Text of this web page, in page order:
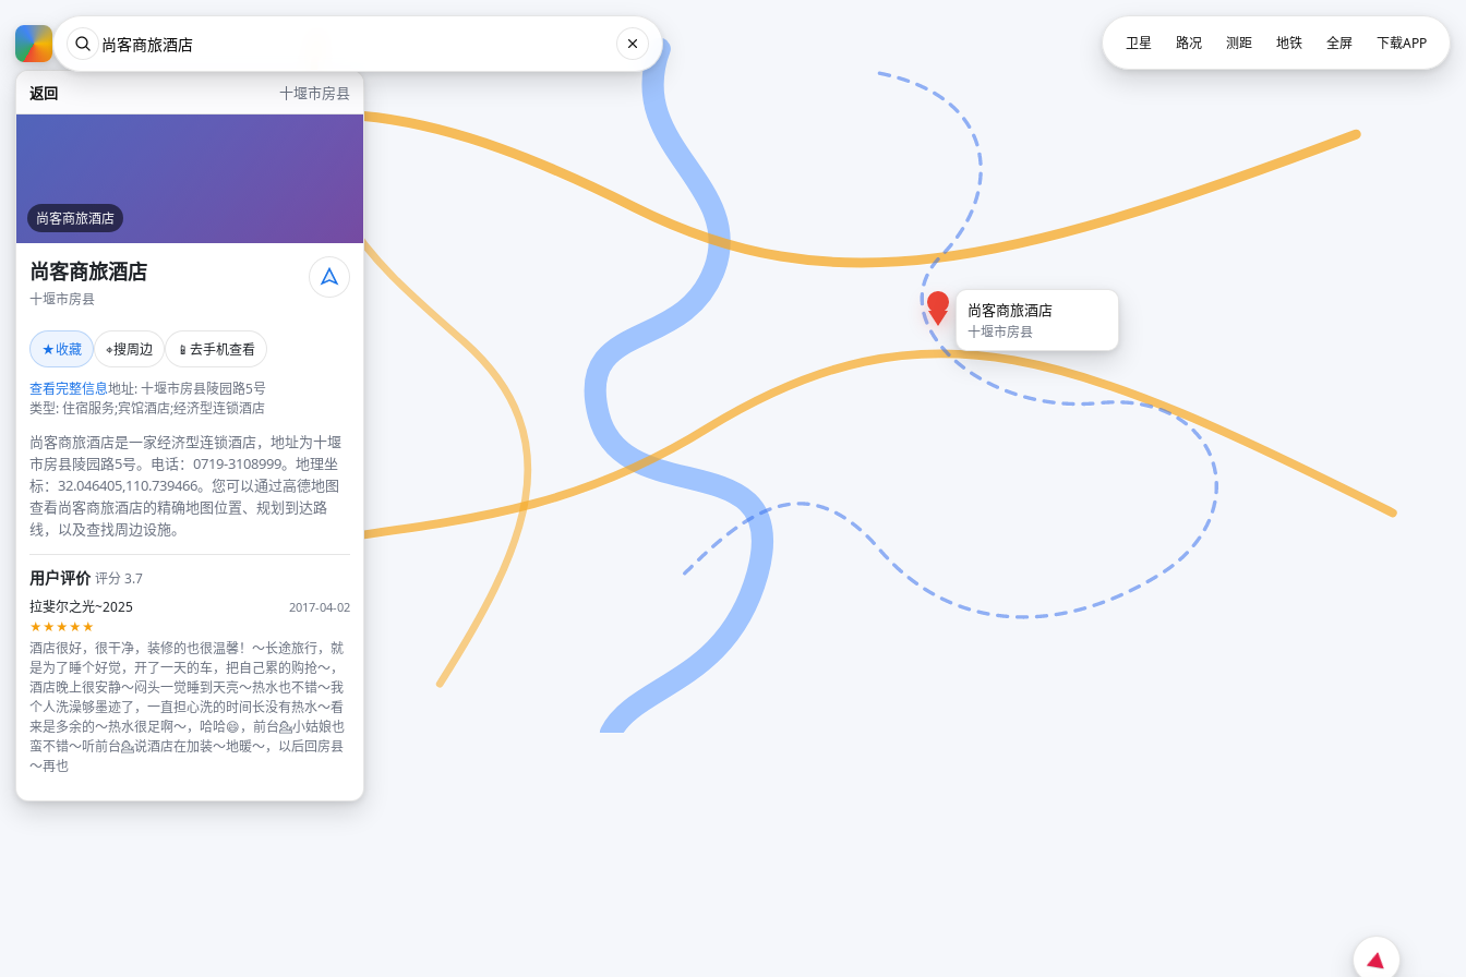
返回 十堰市房县
尚客商旅酒店
尚客商旅酒店
十堰市房县
★收藏 ⌖搜周边 📱 去手机查看
查看完整信息地址: 十堰市房县陵园路5号
类型: 住宿服务;宾馆酒店;经济型连锁酒店
尚客商旅酒店是一家经济型连锁酒店，地址为十堰
市房县陵园路5号。电话：0719-3108999。地理坐
标：32.046405,110.739466。您可以通过高德地图
查看尚客商旅酒店的精确地图位置、规划到达路
线，以及查找周边设施。
用户评价评分 3.7
拉斐尔之光~2025
2017-04-02
★★★★★
酒店很好，很干净，装修的也很温馨！～长途旅行，就
是为了睡个好觉，开了一天的车，把自己累的购抢～，
酒店晚上很安静～闷头一觉睡到天亮～热水也不错～我
个人洗澡够墨迹了，一直担心洗的时间长没有热水～看
来是多余的～热水很足啊～，哈哈😄，前台💁小姑娘也
蛮不错～听前台💁说酒店在加装～地暖～，以后回房县
～再也
尚客商旅酒店
十堰市房县
卫星 路况 测距 地铁 全屏 下载APP